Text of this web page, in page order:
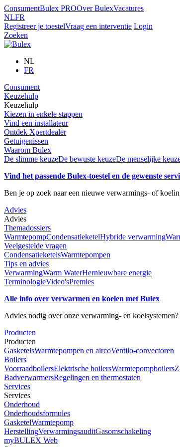
ConsumentBulex PROOver BulexVacatures
NLFR
Registreer je toestelVraag een interventie Login
Zoeken
NL
FR
Consument
Keuzehulp
Keuzehulp
Kiezen in enkele stappen
Vind een installateur
Ontdek Xpertdealer
Getuigenissen
Waarom Bulex
De slimme keuzeDe bewuste keuzeDe menselijke
Vind het passende Bulex-toestel en de gewenste
Ben je op zoek naar een nieuwe verwarmings- of
Advies
Advies
Themadossiers
WarmtepompCondensatieketelHybride verwarming
Veelgestelde vragen
CondensatieketelsWarmtepompen
Tips en advies
VerwarmingWarm WaterHernieuwbare energie
TerminologieVideo'sPremies
Alle info over verwarmen en koelen met Bulex
Advies nodig over onze verwarming- en
Producten
Producten
GasketelsWarmtepompen en aircoVentilo-convectoren
Boilers
VoorraadboilersElektrische boilersWarmtepompboilers
BadverwarmersRegelingen en thermostaten
Services
Services
Onderhoud
Onderhoudsformules
GasketelWarmtepomp
HerstellingVerwarmingsauditGasomschakeling
myBULEX Web